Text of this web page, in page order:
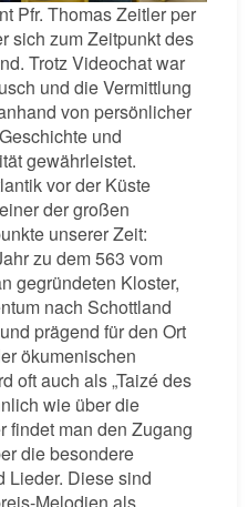
Pfr. Thomas Zeitler per
sich zum Zeitpunkt des
Trotz Videochat war
und die Vermittlung
von persönlicher
und
gewährleistet.
vor der Küste
der großen
unserer Zeit:
zu dem 563 vom
gegründeten Kloster,
nach Schottland
prägend für den Ort
ökumenischen
oft auch als „Taizé des
wie über die
findet man den Zugang
die besondere
Lieder. Diese sind